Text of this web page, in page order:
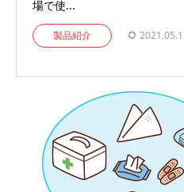
場で使...
製品紹介